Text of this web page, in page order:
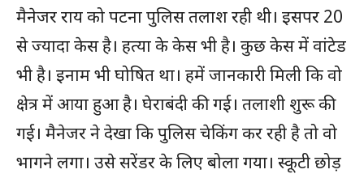
मैनेजर राय को पटना पुलिस तलाश रही थी। इसपर 20
से ज्यादा केस है। हत्या के केस भी है। कुछ केस में वांटेड
भी है। इनाम भी घोषित था। हमें जानकारी मिली कि वो
क्षेत्र में आया हुआ है। घेराबंदी की गई। तलाशी शुरू की
गई। मैनेजर ने देखा कि पुलिस चेकिंग कर रही है तो वो
भागने लगा। उसे सरेंडर के लिए बोला गया। स्कूटी छोड़